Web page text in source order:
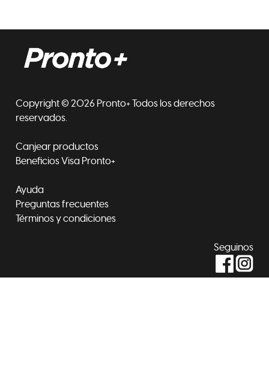
Copyright © 2026 Pronto+ Todos los derechos
reservados.
Canjear productos
Beneficios Visa Pronto+
Ayuda
Preguntas frecuentes
Términos y condiciones
Seguinos